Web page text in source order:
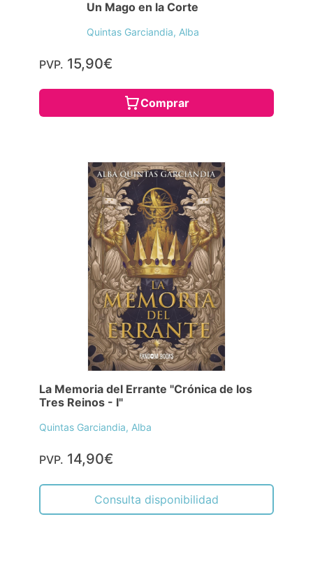
Un Mago en la Corte
Quintas Garciandia, Alba
PVP. 15,90€
Comprar
La Memoria del Errante "Crónica de los
Tres Reinos - I"
Quintas Garciandia, Alba
PVP. 14,90€
Consulta disponibilidad